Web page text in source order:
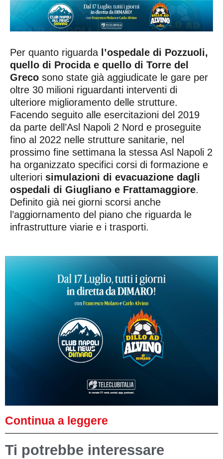
Per quanto riguarda l’ospedale di Pozzuoli,
quello di Procida e quello di Torre del
Greco sono state già aggiudicate le gare per
oltre 30 milioni riguardanti interventi di
ulteriore miglioramento delle strutture.
Facendo seguito alle esercitazioni del 2019
da parte dell’Asl Napoli 2 Nord e proseguite
fino al 2022 nelle strutture sanitarie, nel
prossimo fine settimana la stessa Asl Napoli 2
ha organizzato specifici corsi di formazione e
ulteriori simulazioni di evacuazione dagli
ospedali di Giugliano e Frattamaggiore.
Definito già nei giorni scorsi anche
l’aggiornamento del piano che riguarda le
infrastrutture viarie e i trasporti.
Continua a leggere
Ti potrebbe interessare